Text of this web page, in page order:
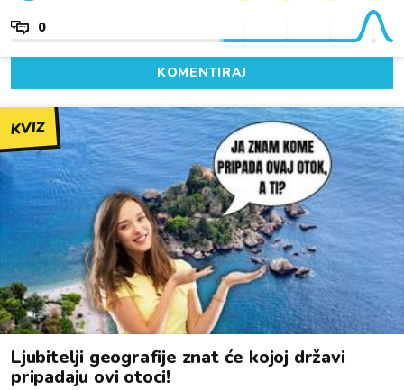
0
KOMENTIRAJ
KVIZ
Ljubitelji geografije znat će kojoj državi
pripadaju ovi otoci!